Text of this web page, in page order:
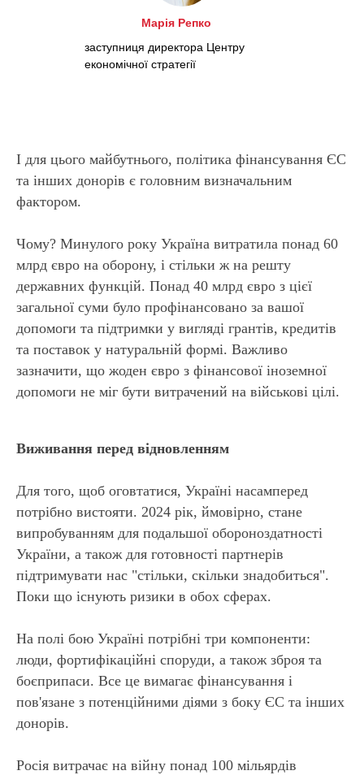
Марія Репко
заступниця директора Центру
економічної стратегії
І для цього майбутнього, політика фінансування ЄС
та інших донорів є головним визначальним
фактором.
Чому? Минулого року Україна витратила понад 60
млрд євро на оборону, і стільки ж на решту
державних функцій. Понад 40 млрд євро з цієї
загальної суми було профінансовано за вашої
допомоги та підтримки у вигляді грантів, кредитів
та поставок у натуральній формі. Важливо
зазначити, що жоден євро з фінансової іноземної
допомоги не міг бути витрачений на військові цілі.
Виживання перед відновленням
Для того, щоб оговтатися, Україні насамперед
потрібно вистояти. 2024 рік, ймовірно, стане
випробуванням для подальшої обороноздатності
України, а також для готовності партнерів
підтримувати нас "стільки, скільки знадобиться".
Поки що існують ризики в обох сферах.
На полі бою Україні потрібні три компоненти:
люди, фортифікаційні споруди, а також зброя та
боєприпаси. Все це вимагає фінансування і
пов'язане з потенційними діями з боку ЄС та інших
донорів.
Росія витрачає на війну понад 100 мільярдів